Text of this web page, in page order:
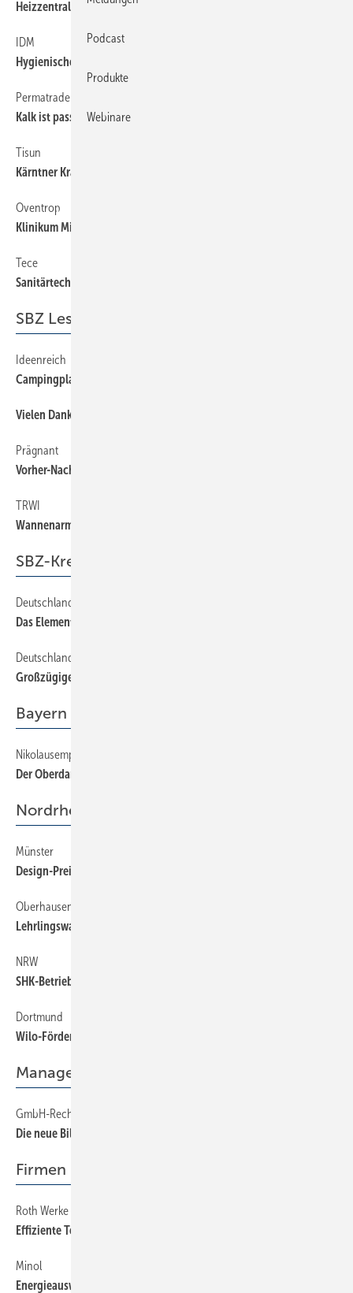
Heizzentrale für 60 Wohneinheiten
IDM
Hygienische Wassererwärmung im Krankenhaus Ried
Permatrade
Kalk ist passé in der Hacienda am Chiemsee
Tisun
Kärntner Krankenhaus setzt auf Solarwärme
Oventrop
Klinikum Minden mit Armaturen ausgestattet
Tece
Sanitärtechnik in Beton gegossen
SBZ Leserforum
Ideenreich
Campingplatz­lösungen in der Pfalz
Vielen Dank für Ihre Leserbriefe
Prägnant
Vorher-Nachher-Foto zur Kundenakquise
TRWI
Wannenarmatur-Bausatz?
SBZ-Kreativ-Wettbewerb
Deutschlands beste Badplaner (Teil 7/8)
Das Elemente-Badezimmer
Deutschlands beste Badplaner (Teil 7/8)
Großzügige Bad-Lounge
Bayern
Nikolausempfang in München: Obermeier verabschiedet
Der Oberdampferer sagt Servus
Nordrhein-Westfalen
Münster
Design-Preis für SHK-Betrieb
Oberhausen
Lehrlingswarte tagten in Oberhausen
NRW
SHK-Betriebe für barrierefreies Bauen ausgezeichnet
Dortmund
Wilo-Förderpreis 2008 vergeben
Management
GmbH-Recht — mit kleiner Schwester
Die neue Billig GmbH
Firmen + Fakten
Roth Werke
Effiziente Technik mit erneuerbaren Energien
Minol
Energieausweis-Pflicht ­ seit 1. Januar 2009
Podcast
Produkte
Webinare